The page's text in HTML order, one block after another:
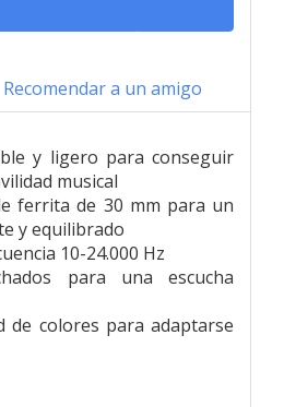
Recomendar a un amigo
y ligero para conseguir
musical
ferrita de 30 mm para un
y equilibrado
10-24.000 Hz
para una escucha
de colores para adaptarse